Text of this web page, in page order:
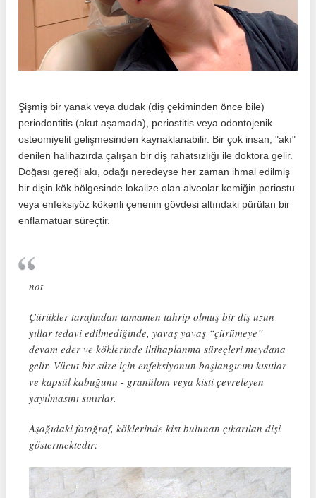
Şişmiş bir yanak veya dudak (diş çekiminden önce bile)
periodontitis (akut aşamada), periostitis veya odontojenik
osteomiyelit gelişmesinden kaynaklanabilir. Bir çok insan, "akı"
denilen halihazırda çalışan bir diş rahatsızlığı ile doktora gelir.
Doğası gereği akı, odağı neredeyse her zaman ihmal edilmiş
bir dişin kök bölgesinde lokalize olan alveolar kemiğin periostu
veya enfeksiyöz kökenli çenenin gövdesi altındaki pürülan bir
enflamatuar süreçtir.
not
Çürükler tarafından tamamen tahrip olmuş bir diş uzun
yıllar tedavi edilmediğinde, yavaş yavaş “çürümeye”
devam eder ve köklerinde iltihaplanma süreçleri meydana
gelir. Vücut bir süre için enfeksiyonun başlangıcını kısıtlar
ve kapsül kabuğunu - granülom veya kisti çevreleyen
yayılmasını sınırlar.
Aşağıdaki fotoğraf, köklerinde kist bulunan çıkarılan dişi
göstermektedir: